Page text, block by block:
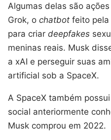
Algumas delas são
Grok, o chatbot feito pela
para criar deepfakes
meninas reais. Musk
a xAI e perseguir suas
artificial sob a SpaceX.
A SpaceX também
social anteriormente
Musk comprou em 2022.